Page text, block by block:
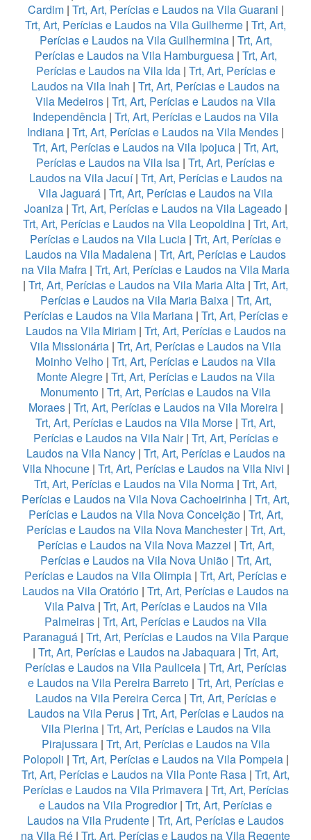
Cardim| Trt, Art, Perícias e Laudos na Vila Guarani |
Trt, Art, Perícias e Laudos na Vila Guilherme | Trt, Art,
Perícias e Laudos na Vila Guilhermina| Trt, Art,
Perícias e Laudos na Vila Hamburguesa| Trt, Art,
Perícias e Laudos na Vila Ida| Trt, Art, Perícias e
Laudos na Vila Inah | Trt, Art, Perícias e Laudos na
Vila Medeiros | Trt, Art, Perícias e Laudos na Vila
Independência | Trt, Art, Perícias e Laudos na Vila
Indiana | Trt, Art, Perícias e Laudos na Vila Mendes |
Trt, Art, Perícias e Laudos na Vila Ipojuca | Trt, Art,
Perícias e Laudos na Vila Isa | Trt, Art, Perícias e
Laudos na Vila Jacuí| Trt, Art, Perícias e Laudos na
Vila Jaguará | Trt, Art, Perícias e Laudos na Vila
Joaniza| Trt, Art, Perícias e Laudos na Vila Lageado|
Trt, Art, Perícias e Laudos na Vila Leopoldina | Trt, Art,
Perícias e Laudos na Vila Lucia | Trt, Art, Perícias e
Laudos na Vila Madalena | Trt, Art, Perícias e Laudos
na Vila Mafra | Trt, Art, Perícias e Laudos na Vila Maria
| Trt, Art, Perícias e Laudos na Vila Maria Alta | Trt, Art,
Perícias e Laudos na Vila Maria Baixa| Trt, Art,
Perícias e Laudos na Vila Mariana| Trt, Art, Perícias e
Laudos na Vila Miriam| Trt, Art, Perícias e Laudos na
Vila Missionária | Trt, Art, Perícias e Laudos na Vila
Moinho Velho | Trt, Art, Perícias e Laudos na Vila
Monte Alegre| Trt, Art, Perícias e Laudos na Vila
Monumento | Trt, Art, Perícias e Laudos na Vila
Moraes| Trt, Art, Perícias e Laudos na Vila Moreira|
Trt, Art, Perícias e Laudos na Vila Morse | Trt, Art,
Perícias e Laudos na Vila Nair| Trt, Art, Perícias e
Laudos na Vila Nancy| Trt, Art, Perícias e Laudos na
Vila Nhocune| Trt, Art, Perícias e Laudos na Vila Nivi |
Trt, Art, Perícias e Laudos na Vila Norma | Trt, Art,
Perícias e Laudos na Vila Nova Cachoeirinha | Trt, Art,
Perícias e Laudos na Vila Nova Conceição| Trt, Art,
Perícias e Laudos na Vila Nova Manchester| Trt, Art,
Perícias e Laudos na Vila Nova Mazzei | Trt, Art,
Perícias e Laudos na Vila Nova União| Trt, Art,
Perícias e Laudos na Vila Olimpia | Trt, Art, Perícias e
Laudos na Vila Oratório | Trt, Art, Perícias e Laudos na
Vila Paiva| Trt, Art, Perícias e Laudos na Vila
Palmeiras | Trt, Art, Perícias e Laudos na Vila
Paranaguá| Trt, Art, Perícias e Laudos na Vila Parque
| Trt, Art, Perícias e Laudos na Jabaquara | Trt, Art,
Perícias e Laudos na Vila Pauliceia| Trt, Art, Perícias
e Laudos na Vila Pereira Barreto| Trt, Art, Perícias e
Laudos na Vila Pereira Cerca| Trt, Art, Perícias e
Laudos na Vila Perus| Trt, Art, Perícias e Laudos na
Vila Pierina| Trt, Art, Perícias e Laudos na Vila
Pirajussara| Trt, Art, Perícias e Laudos na Vila
Polopoli | Trt, Art, Perícias e Laudos na Vila Pompeia|
Trt, Art, Perícias e Laudos na Vila Ponte Rasa | Trt, Art,
Perícias e Laudos na Vila Primavera| Trt, Art, Perícias
e Laudos na Vila Progredior| Trt, Art, Perícias e
Laudos na Vila Prudente | Trt, Art, Perícias e Laudos
na Vila Ré | Trt, Art, Perícias e Laudos na Vila Regente